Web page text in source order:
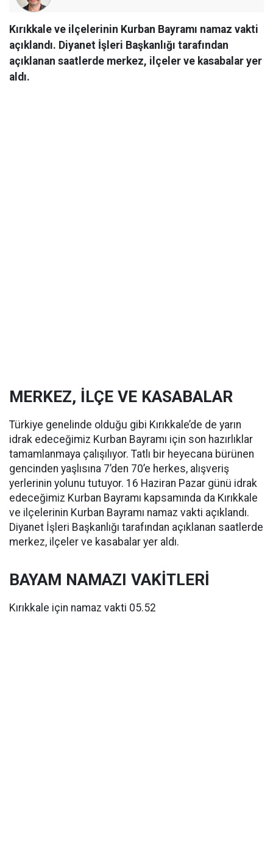
Kırıkkale ve ilçelerinin Kurban Bayramı namaz vakti
açıklandı. Diyanet İşleri Başkanlığı tarafından
açıklanan saatlerde merkez, ilçeler ve kasabalar yer
aldı.
MERKEZ, İLÇE VE KASABALAR
Türkiye genelinde olduğu gibi Kırıkkale’de de yarın
idrak edeceğimiz Kurban Bayramı için son hazırlıklar
tamamlanmaya çalışılıyor. Tatlı bir heyecana bürünen
gencinden yaşlısına 7’den 70’e herkes, alışveriş
yerlerinin yolunu tutuyor. 16 Haziran Pazar günü idrak
edeceğimiz Kurban Bayramı kapsamında da Kırıkkale
ve ilçelerinin Kurban Bayramı namaz vakti açıklandı.
Diyanet İşleri Başkanlığı tarafından açıklanan saatlerde
merkez, ilçeler ve kasabalar yer aldı.
BAYAM NAMAZI VAKİTLERİ
Kırıkkale için namaz vakti 05.52